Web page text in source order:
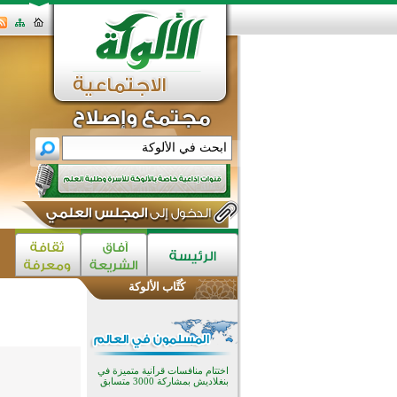
كُتَّاب الألوكة
اختتام الدورة التاسعة لمسابقة حفظ
تيسليتش تختتم برنامجا تعليميا لتعزيز
القيم وبناء الشخصية للشباب
المسلمين
اختتام منافسات قرآنية متميزة في
بنغلاديش بمشاركة 3000 متسابق